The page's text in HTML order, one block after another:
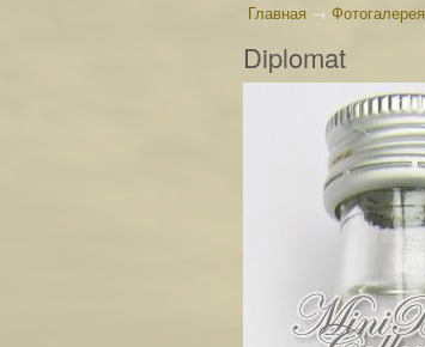
Главная → Фотогалерея
Diplomat